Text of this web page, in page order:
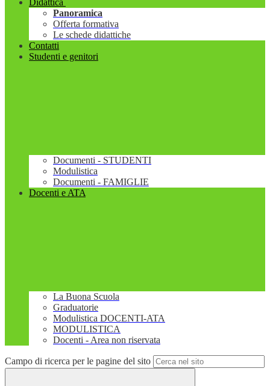
Didattica
Panoramica
Offerta formativa
Le schede didattiche
Contatti
Studenti e genitori
Documenti - STUDENTI
Modulistica
Documenti - FAMIGLIE
Docenti e ATA
La Buona Scuola
Graduatorie
Modulistica DOCENTI-ATA
MODULISTICA
Docenti - Area non riservata
Campo di ricerca per le pagine del sito